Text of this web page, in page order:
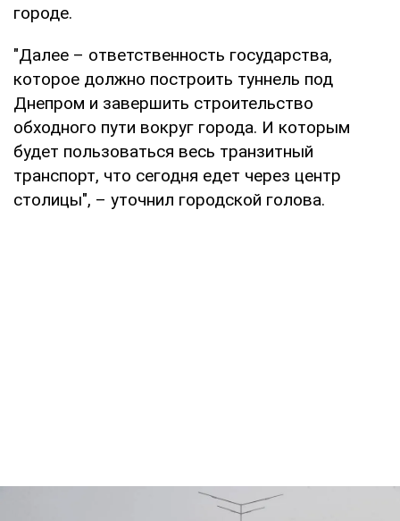
городе.
"Далее – ответственность государства,
которое должно построить туннель под
Днепром и завершить строительство
обходного пути вокруг города. И которым
будет пользоваться весь транзитный
транспорт, что сегодня едет через центр
столицы", – уточнил городской голова.